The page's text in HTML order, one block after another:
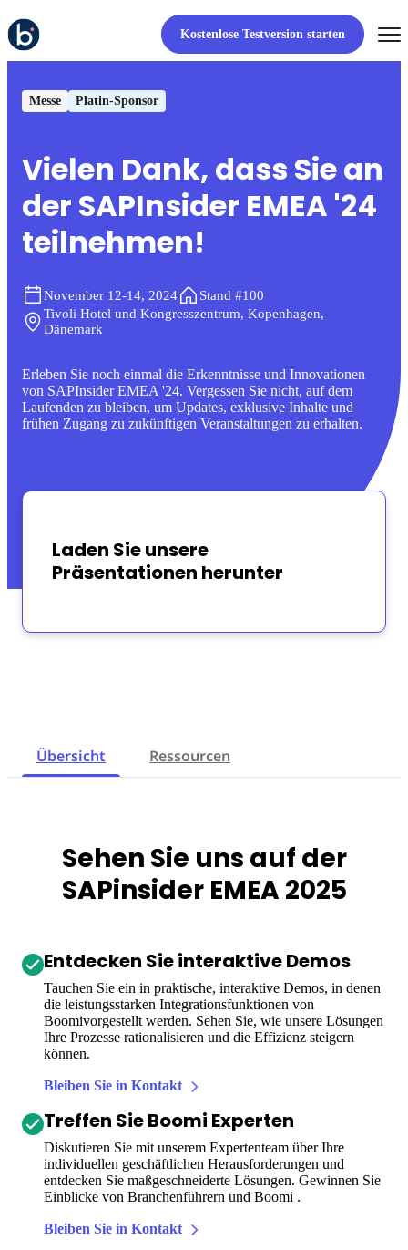
Kostenlose Testversion starten
Messe Platin-Sponsor
Vielen Dank, dass Sie an
der SAPInsider EMEA '24
teilnehmen!
November 12-14, 2024
Stand #100
Tivoli Hotel und Kongresszentrum, Kopenhagen,
Dänemark
Erleben Sie noch einmal die Erkenntnisse und Innovationen
von SAPInsider EMEA '24. Vergessen Sie nicht, auf dem
Laufenden zu bleiben, um Updates, exklusive Inhalte und
frühen Zugang zu zukünftigen Veranstaltungen zu erhalten.
Laden Sie unsere
Präsentationen herunter
Übersicht Ressourcen
Sehen Sie uns auf der
SAPinsider EMEA 2025
Entdecken Sie interaktive Demos
Tauchen Sie ein in praktische, interaktive Demos, in denen
die leistungsstarken Integrationsfunktionen von
Boomivorgestellt werden. Sehen Sie, wie unsere Lösungen
Ihre Prozesse rationalisieren und die Effizienz steigern
können.
Bleiben Sie in Kontakt
Treffen Sie Boomi Experten
Diskutieren Sie mit unserem Expertenteam über Ihre
individuellen geschäftlichen Herausforderungen und
entdecken Sie maßgeschneiderte Lösungen. Gewinnen Sie
Einblicke von Branchenführern und Boomi .
Bleiben Sie in Kontakt